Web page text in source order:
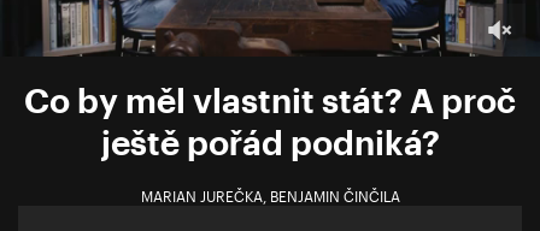
Co by měl vlastnit stát? A proč
ještě pořád podniká?
MARIAN JUREČKA, BENJAMIN ČINČILA